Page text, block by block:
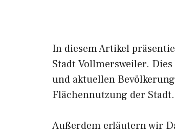
In diesem Artikel
Stadt Vollmersweiler.
und aktuellen
Flächennutzung der Stadt.
Außerdem erläutern wir